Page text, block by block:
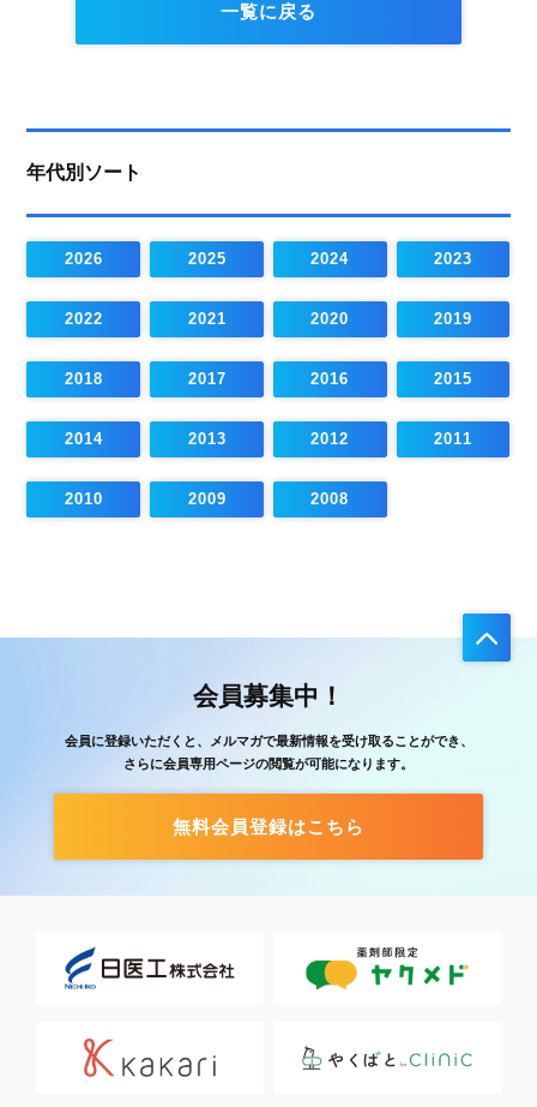
一覧に戻る
年代別ソート
2026 2025 2024 2023
2022 2021 2020 2019
2018 2017 2016 2015
2014 2013 2012 2011
2010 2009 2008
会員募集中！
会員に登録いただくと、メルマガで最新情報を受け取ることができ、
さらに会員専用ページの閲覧が可能になります。
無料会員登録はこちら